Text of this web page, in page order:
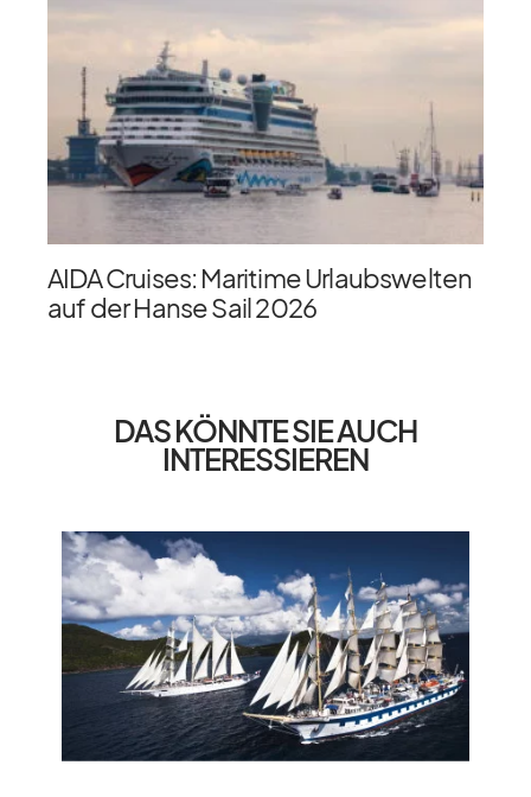
AIDA Cruises: Maritime Urlaubswelten
auf der Hanse Sail 2026
DAS KÖNNTE SIE AUCH
INTERESSIEREN